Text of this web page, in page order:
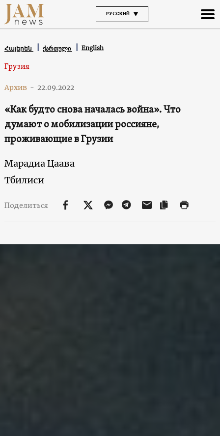
РУССКИЙ
Հայերեն ქართული English
Грузия
Архив - 22.09.2022
«Как будто снова началась война». Что
думают о мобилизации россияне,
проживающие в Грузии
Марадиа Цаава
Тбилиси
Поделиться